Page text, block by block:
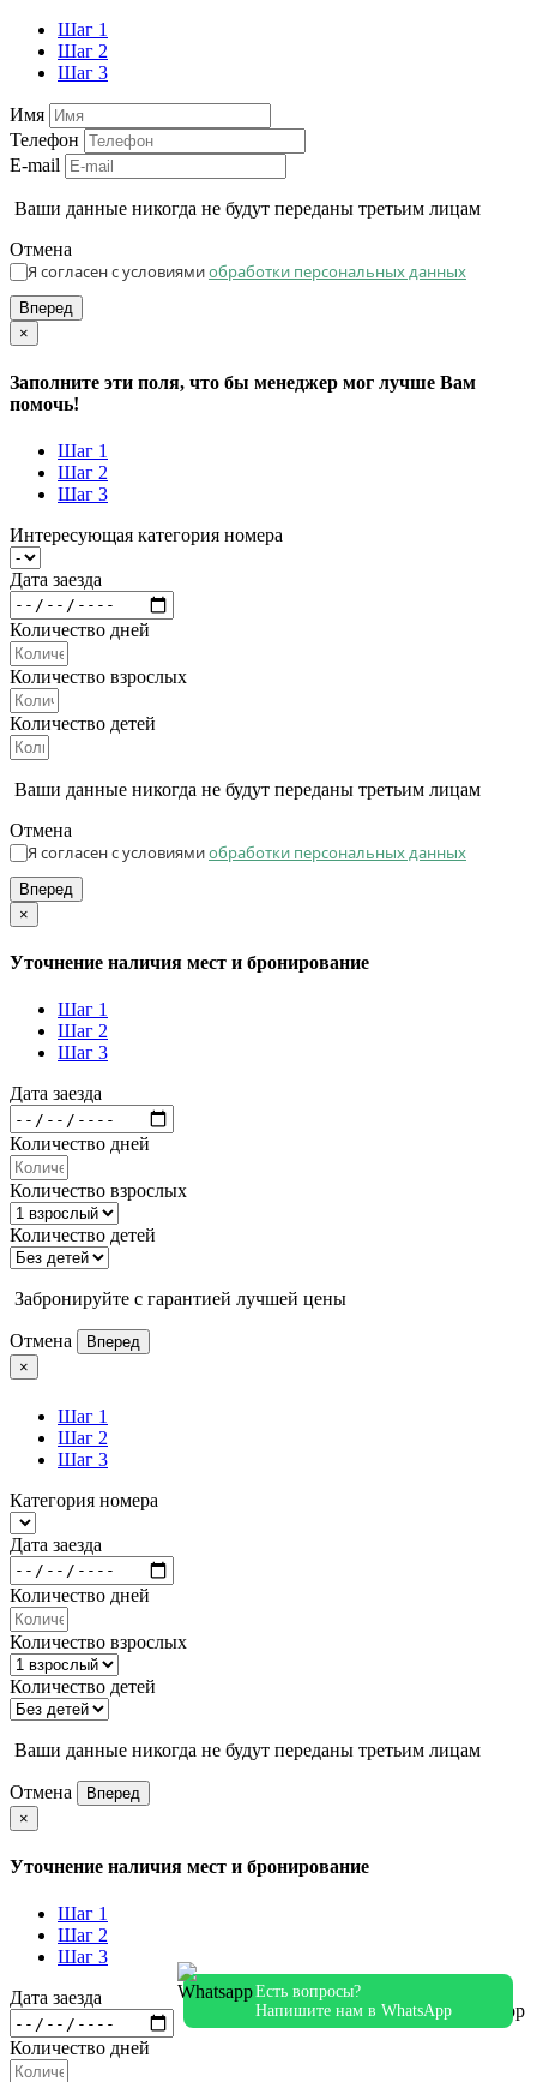
Шаг 1
Шаг 2
Шаг 3
Имя
Телефон
E-mail
Ваши данные никогда не будут переданы третьим лицам
Отмена
Я согласен с условиямиобработки персональных данных
Вперед
×
Заполните эти поля, что бы менеджер мог лучше Вам
помочь!
Шаг 1
Шаг 2
Шаг 3
Интересующая категория номера
Дата заезда
Количество дней
Количество взрослых
Количество детей
Ваши данные никогда не будут переданы третьим лицам
Отмена
Я согласен с условиямиобработки персональных данных
Вперед
×
Уточнение наличия мест и бронирование
Шаг 1
Шаг 2
Шаг 3
Дата заезда
Количество дней
Количество взрослых
Количество детей
Забронируйте с гарантией лучшей цены
Отмена
Вперед
×
Шаг 1
Шаг 2
Шаг 3
Категория номера
Дата заезда
Количество дней
Количество взрослых
Количество детей
Ваши данные никогда не будут переданы третьим лицам
Отмена
Вперед
×
Уточнение наличия мест и бронирование
Шаг 1
Шаг 2
Шаг 3
Дата заезда
Количество дней
Есть вопросы?
Напишите нам в WhatsApp